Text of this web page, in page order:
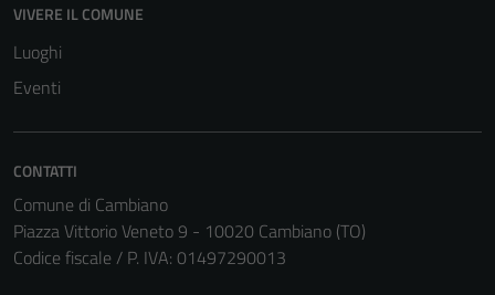
VIVERE IL COMUNE
Luoghi
Eventi
CONTATTI
Comune di Cambiano
Piazza Vittorio Veneto 9 - 10020 Cambiano (TO)
Codice fiscale / P. IVA: 01497290013
informazioni